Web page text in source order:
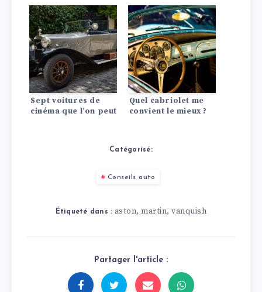
McLaren
: Spécifications,
intérieur et
extérieur
Sept voitures de
cinéma que l’on peut
Quel cabriolet me
convient le mieux ?
Catégorisé:
Conseils auto
Étiqueté dans : aston,martin,vanquish
Partager l'article :